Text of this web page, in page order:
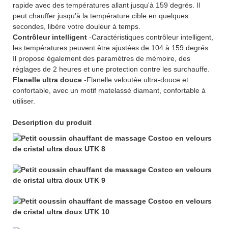
rapide avec des températures allant jusqu'à 159 degrés. Il
peut chauffer jusqu'à la température cible en quelques
secondes, libère votre douleur à temps.
Contrôleur intelligent -Caractéristiques contrôleur intelligent,
les températures peuvent être ajustées de 104 à 159 degrés.
Il propose également des paramètres de mémoire, des
réglages de 2 heures et une protection contre les surchauffe.
Flanelle ultra douce -Flanelle veloutée ultra-douce et
confortable, avec un motif matelassé diamant, confortable à
utiliser.
Description du produit